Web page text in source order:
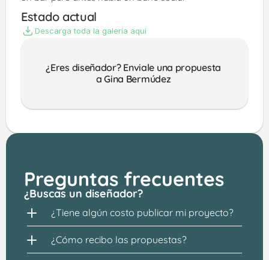
Estado actual
Descarga toda la galería aquí
¿Eres diseñador? Enviale una propuesta
a Gina Bermúdez
Preguntas frecuentes
¿Buscas un diseñador?
¿Tiene algún costo publicar mi proyecto?
¿Cómo recibo las propuestas?